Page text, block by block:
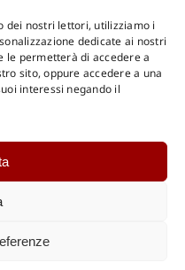
dei nostri lettori, utilizziamo i
dedicate ai nostri
le permetterà di accedere a
sito, oppure accedere a una
interessi negando il
Sicuri e anche Rateali
Catalogo Online
Internazionale
Internazionale